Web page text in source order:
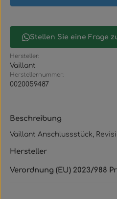
Stellen Sie eine Frage
Hersteller:
Vaillant
Herstellernummer:
0020059487
Beschreibung
Vaillant Anschlussstück,
Hersteller
Verordnung (EU) 2023/988